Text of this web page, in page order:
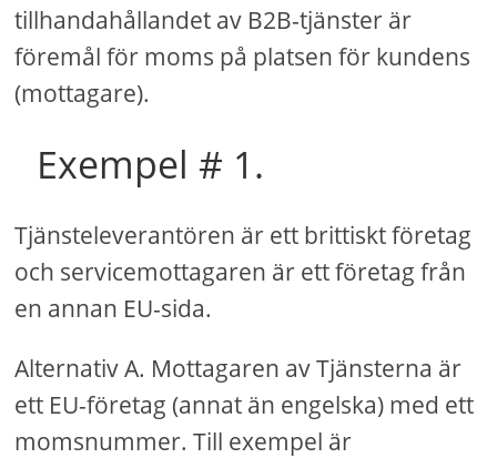
tillhandahållandet av B2B-tjänster är
föremål för moms på platsen för kundens
(mottagare).
Exempel # 1.
Tjänsteleverantören är ett brittiskt företag
och servicemottagaren är ett företag från
en annan EU-sida.
Alternativ A. Mottagaren av Tjänsterna är
ett EU-företag (annat än engelska) med ett
momsnummer. Till exempel är